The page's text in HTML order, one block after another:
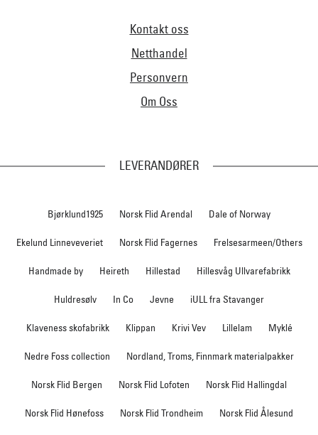
Kontakt oss
Netthandel
Personvern
Om Oss
LEVERANDØRER
Bjørklund1925 Norsk Flid Arendal Dale of Norway
Ekelund Linneveveriet Norsk Flid Fagernes Frelsesarmeen/Others
Handmade by Heireth Hillestad Hillesvåg Ullvarefabrikk
Huldresølv In Co Jevne iULL fra Stavanger
Klaveness skofabrikk Klippan Krivi Vev Lillelam Myklé
Nedre Foss collection Nordland, Troms, Finnmark materialpakker
Norsk Flid Bergen Norsk Flid Lofoten Norsk Flid Hallingdal
Norsk Flid Hønefoss Norsk Flid Trondheim Norsk Flid Ålesund